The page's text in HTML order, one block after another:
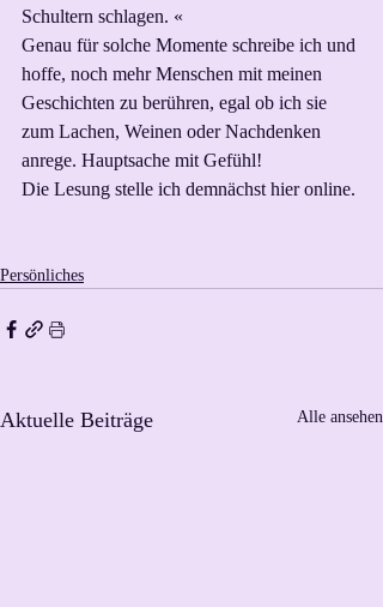
Schultern schlagen. «
Genau für solche Momente schreibe ich und
hoffe, noch mehr Menschen mit meinen
Geschichten zu berühren, egal ob ich sie
zum Lachen, Weinen oder Nachdenken
anrege. Hauptsache mit Gefühl!
Die Lesung stelle ich demnächst hier online.
Persönliches
Aktuelle Beiträge Alle ansehen